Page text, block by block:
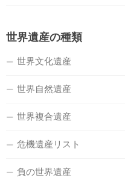
世界遺産の種類
世界文化遺産
世界自然遺産
世界複合遺産
危機遺産リスト
負の世界遺産